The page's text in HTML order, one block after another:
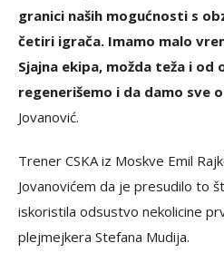
granici naših mogućnosti s
četiri igrača. Imamo malo
Sjajna ekipa, možda teža i od
regenerišemo i da damo sve
Jovanović.
Trener CSKA iz Moskve Emil
Jovanovićem da je presudilo to
iskoristila odsustvo nekolicine
plejmejkera Stefana Mudija.